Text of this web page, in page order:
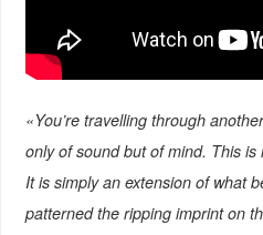
«You’re travelling through
only of sound but of mind. This
It is simply an extension of what
patterned the ripping imprint on